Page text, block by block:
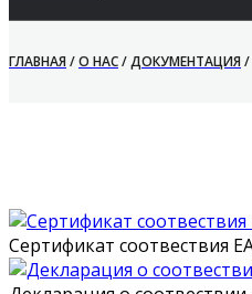
ГЛАВНАЯ/О НАС/ДОКУМЕНТАЦИЯ/
Сертификат соотвествия